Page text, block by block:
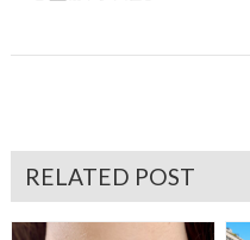
RELATED POST